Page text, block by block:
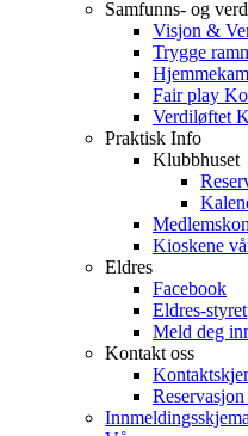
Samfunns- og
Visjon &
Trygge
Fair play
Verdiløftet
Praktisk Info
Klubbhuset
Kioskene
Eldres
Facebook
Eldres-styret
Meld deg
Kontakt oss
Innmeldingsskjema